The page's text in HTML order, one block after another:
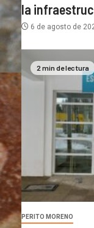
la
6 de agosto de
2 min de lectura
PERITO MORENO